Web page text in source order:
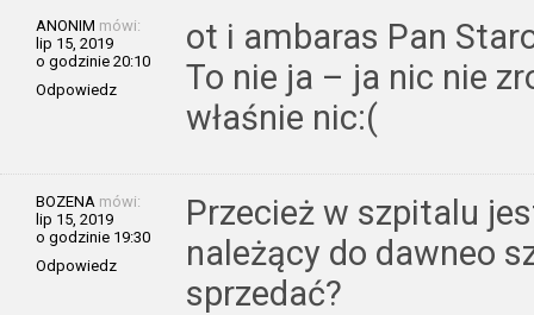
ANONIM mówi:
lip 15, 2019
o godzinie 20:10
Odpowiedz
ot i ambaras Pan
To nie ja – ja nic nie
właśnie nic:(
BOZENA mówi:
lip 15, 2019
o godzinie 19:30
Odpowiedz
Przecież w szpitalu
należący do dawneo
sprzedać?